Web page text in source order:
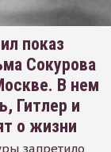
показ
Сокурова
В нем
Гитлер и
о жизни
запретило